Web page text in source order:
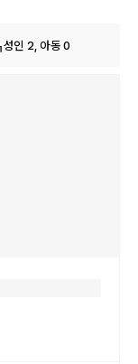
성인 2, 아동 0